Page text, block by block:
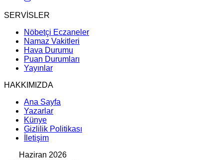
SERVİSLER
Nöbetçi Eczaneler
Namaz Vakitleri
Hava Durumu
Puan Durumları
Yayınlar
HAKKIMIZDA
Ana Sayfa
Yazarlar
Künye
Gizlilik Politikası
İletişim
Haziran 2026